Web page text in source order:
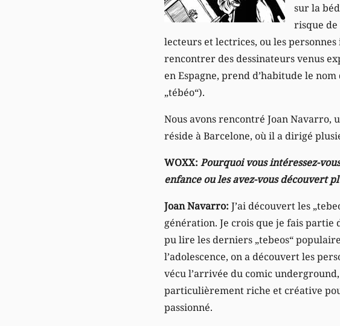
sur la
risque
lecteurs et lectrices, ou les personnes
rencontrer des dessinateurs venus
en Espagne, prend d’habitude le
„tébéo“).
Nous avons rencontré Joan Navarro,
réside à Barcelone, où il a dirigé
WOXX: Pourquoi vous intéressez-
enfance ou les avez-vous découvert
Joan Navarro: J’ai découvert les
génération. Je crois que je fais partie
pu lire les derniers „tebeos“
l’adolescence, on a découvert les
vécu l’arrivée du comic
particulièrement riche et créative
passionné.